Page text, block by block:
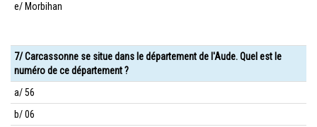
e/ Morbihan
7/ Carcassonne se situe dans le département de l'Aude. Quel est le
numéro de ce département ?
a/ 56
b/ 06